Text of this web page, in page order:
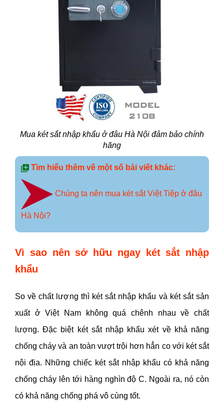
Mua két sắt nhập khẩu ở đâu Hà Nội đảm bảo chính
hãng
Tìm hiểu thêm về một số bài viết khác:
Chúng ta nên mua két sắt Việt Tiệp ở đâu
Hà Nội?
Vì sao nên sở hữu ngay két sắt nhập
khẩu
So về chất lượng thì két sắt nhập khẩu và két sắt sản
xuất ở Việt Nam không quá chênh nhau về chất
lượng. Đặc biệt két sắt nhập khẩu xét về khả năng
chống cháy và an toàn vượt trội hơn hẳn co với két sắt
nội địa. Những chiếc két sắt nhập khẩu có khả năng
chống cháy lên tới hàng nghìn độ C. Ngoài ra, nó còn
có khả năng chống phá vô cùng tốt.